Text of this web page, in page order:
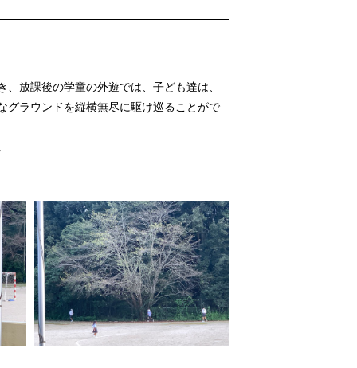
課後の学童の外遊では、子ども達は、
グラウンドを縦横無尽に駆け巡ることがで